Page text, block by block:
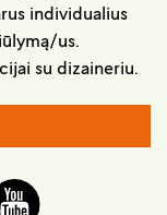
individualius
us.
su dizaineriu.